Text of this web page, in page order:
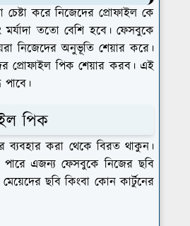
করে নিজেদের প্রোফাইল কে
ততো বেশি হবে। ফেসবুকে
নিজেদের অনুভূতি শেয়ার করে।
প্রোফাইল পিক শেয়ার করব। এই
পিক
ব্যবহার করা থেকে বিরত থাকুন।
এজন্য ফেসবুকে নিজের ছবি
ছবি কিংবা কোন কার্টুনের